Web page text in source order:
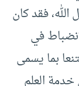
فقد كان
في
بما يسمى
خدمة العلم